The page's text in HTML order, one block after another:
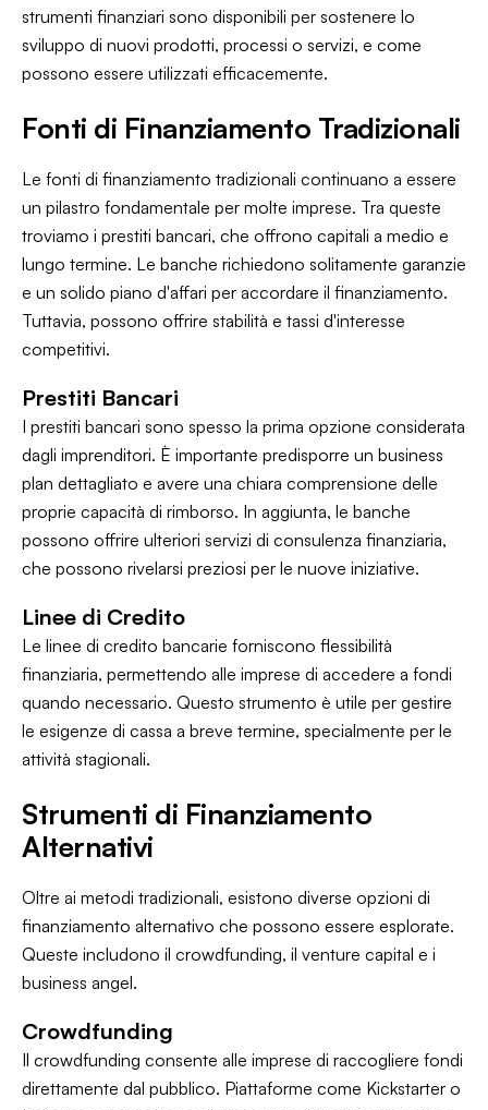
strumenti finanziari sono disponibili per sostenere lo
sviluppo di nuovi prodotti, processi o servizi, e come
possono essere utilizzati efficacemente.
Fonti di Finanziamento Tradizionali
Le fonti di finanziamento tradizionali continuano a essere
un pilastro fondamentale per molte imprese. Tra queste
troviamo i prestiti bancari, che offrono capitali a medio e
lungo termine. Le banche richiedono solitamente garanzie
e un solido piano d'affari per accordare il finanziamento.
Tuttavia, possono offrire stabilità e tassi d'interesse
competitivi.
Prestiti Bancari
I prestiti bancari sono spesso la prima opzione considerata
dagli imprenditori. È importante predisporre un business
plan dettagliato e avere una chiara comprensione delle
proprie capacità di rimborso. In aggiunta, le banche
possono offrire ulteriori servizi di consulenza finanziaria,
che possono rivelarsi preziosi per le nuove iniziative.
Linee di Credito
Le linee di credito bancarie forniscono flessibilità
finanziaria, permettendo alle imprese di accedere a fondi
quando necessario. Questo strumento è utile per gestire
le esigenze di cassa a breve termine, specialmente per le
attività stagionali.
Strumenti di Finanziamento
Alternativi
Oltre ai metodi tradizionali, esistono diverse opzioni di
finanziamento alternativo che possono essere esplorate.
Queste includono il crowdfunding, il venture capital e i
business angel.
Crowdfunding
Il crowdfunding consente alle imprese di raccogliere fondi
direttamente dal pubblico. Piattaforme come Kickstarter o